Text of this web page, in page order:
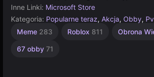
Inne Linki: Microsoft Store
Kategoria: Popularne teraz, Akcja, Obby,
Meme 283 Roblox 811 Obrona
67 obby 71